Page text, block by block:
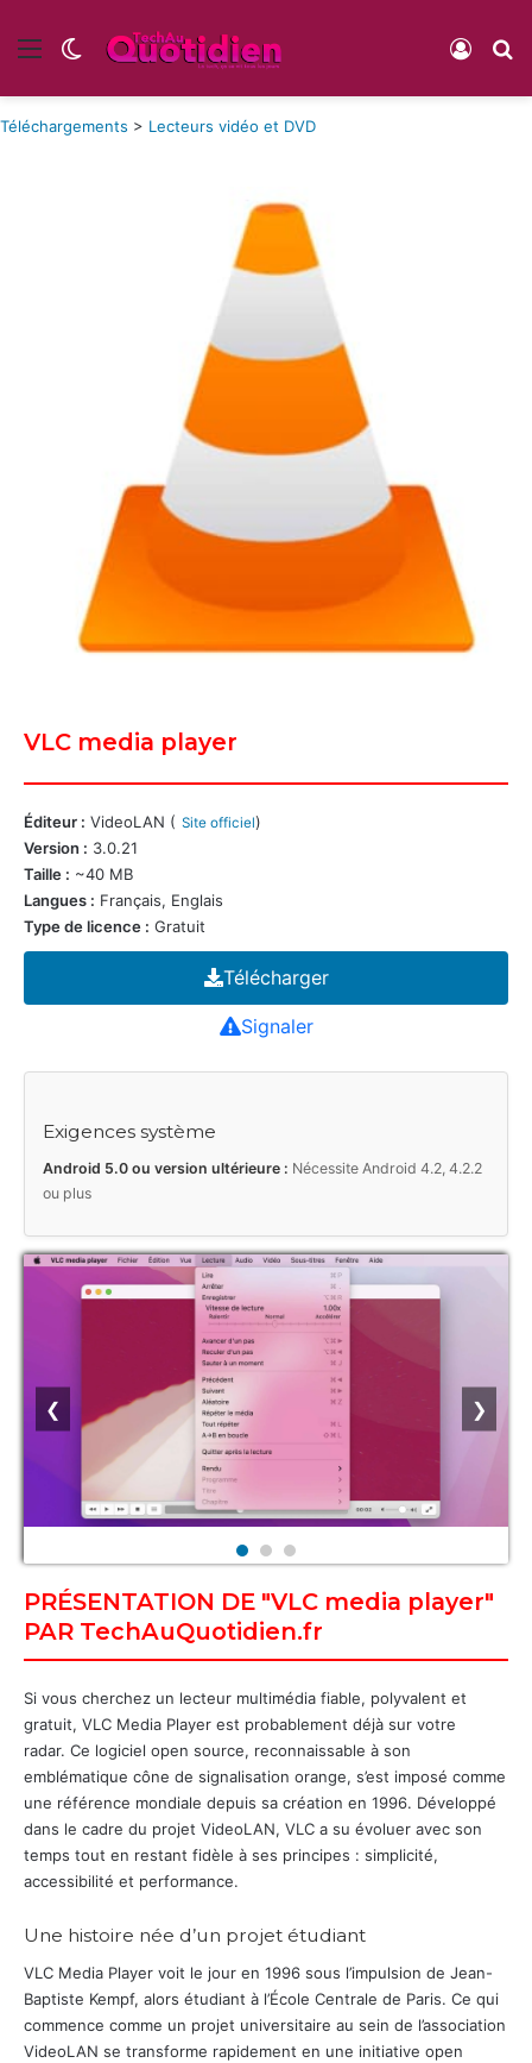
Menu Switch skin
Téléchargements > Lecteurs vidéo et DVD
VLC media player
Éditeur : VideoLAN ( Site officiel)
Version : 3.0.21
Taille : ~40 MB
Langues : Français, Englais
Type de licence : Gratuit
Télécharger
Signaler
Exigences système
Android 5.0 ou version ultérieure : Nécessite Android 4.2, 4.2.2
ou plus
❮ ❯
PRÉSENTATION DE "VLC media player"
PAR TechAuQuotidien.fr
Si vous cherchez un lecteur multimédia fiable, polyvalent et
gratuit, VLC Media Player est probablement déjà sur votre
radar. Ce logiciel open source, reconnaissable à son
emblématique cône de signalisation orange, s’est imposé comme
une référence mondiale depuis sa création en 1996. Développé
dans le cadre du projet VideoLAN, VLC a su évoluer avec son
temps tout en restant fidèle à ses principes : simplicité,
accessibilité et performance.
Une histoire née d’un projet étudiant
VLC Media Player voit le jour en 1996 sous l’impulsion de Jean-
Baptiste Kempf, alors étudiant à l’École Centrale de Paris. Ce qui
commence comme un projet universitaire au sein de l’association
VideoLAN se transforme rapidement en une initiative open